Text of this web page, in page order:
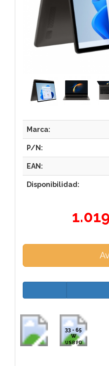
Marca:
P/N:
EAN:
Disponibilidad:
33 - 65
W
USB PD